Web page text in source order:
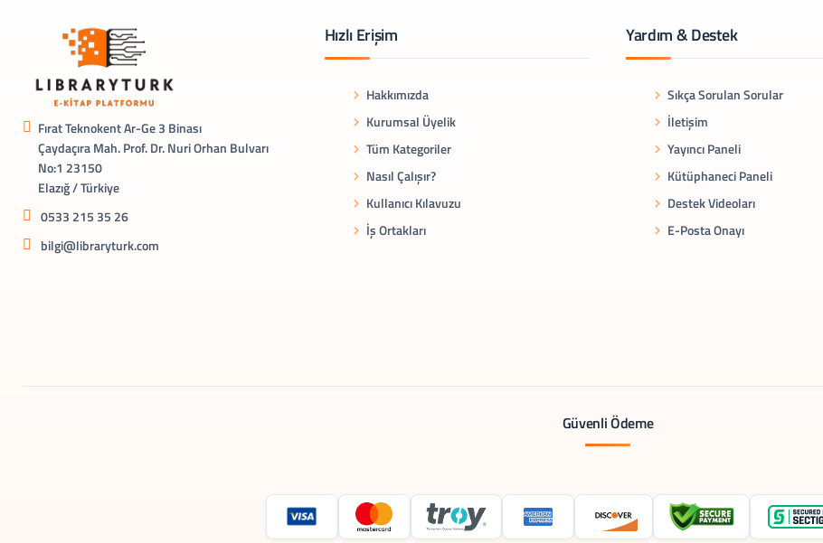
Fırat Teknokent Ar-Ge 3 Binası
Çaydaçıra Mah. Prof. Dr. Nuri Orhan Bulvarı
No:1 23150
Elazığ / Türkiye
0533 215 35 26
bilgi@libraryturk.com
Hızlı Erişim
Hakkımızda
Kurumsal Üyelik
Tüm Kategoriler
Nasıl Çalışır?
Kullanıcı Kılavuzu
İş Ortakları
Yardım & Destek
Sıkça Sorulan Sorular
İletişim
Yayıncı Paneli
Kütüphaneci Paneli
Destek Videoları
E-Posta Onayı
Güvenli Ödeme